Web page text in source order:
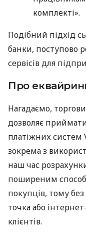
комплекті».
Подібний підхід
банки, поступово
сервісів для
Про
Нагадаємо,
дозволяє
платіжних систем
зокрема з
наш час
поширеним
покупців, тому
точка або
клієнтів.